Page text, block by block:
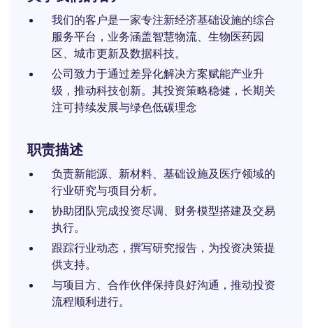
我们的客户是一家专注新经济基础设施的综合
服务平台，业务涵盖智慧物流、生物医药园
区、城市更新及数据科技。
公司致力于通过差异化解决方案赋能产业升
级，推动科技创新。其投资策略稳健，长期关
注可持续发展与绿色低碳理念
职责描述
负责新能源、新材料、基础设施及医疗领域的
行业研究与项目分析。
协助团队完成投资尽调、财务模型搭建及交易
执行。
跟踪行业动态，撰写研究报告，为投资决策提
供支持。
与项目方、合作伙伴保持良好沟通，推动投资
流程顺利进行。